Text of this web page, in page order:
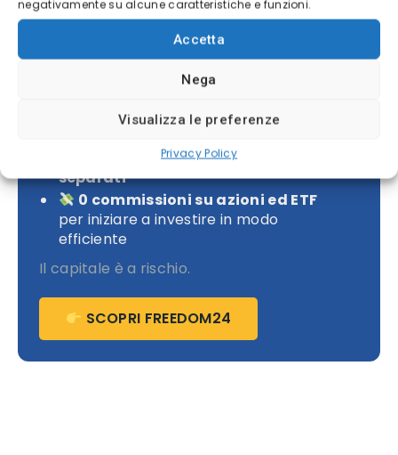
negativamente su alcune caratteristiche e funzioni.
Accetta
Nega
Visualizza le preferenze
Privacy Policy
Investi con Freedom24 senza
Idee di investimento degli analisti
16%
i tuoi asset sono custoditi in
separati
0 commissioni su azioni ed ETF
per iniziare a investire in modo
efficiente
Il capitale è a rischio.
SCOPRI FREEDOM24